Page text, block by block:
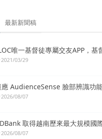
最新新聞稿
唯一基督徒專屬交友APP，基
2021/03/29
應 AudienceSense 臉部辨識功
2026/08/07
取得越南歷來最大規模國
2026/08/07